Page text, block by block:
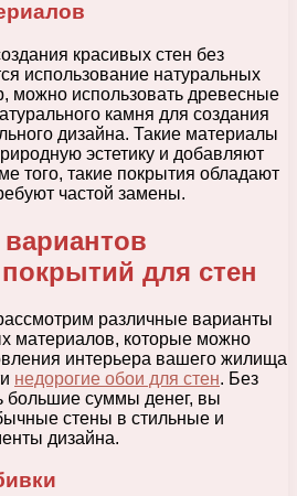
красивых стен без
использование натуральных
можно использовать древесные
камня для создания
дизайна. Такие материалы
эстетику и добавляют
того, такие покрытия обладают
частой замены.
для стен
различные варианты
материалов, которые можно
интерьера вашего жилища
недорогие обои для стен. Без
большие суммы денег, вы
стены в стильные и
дизайна.